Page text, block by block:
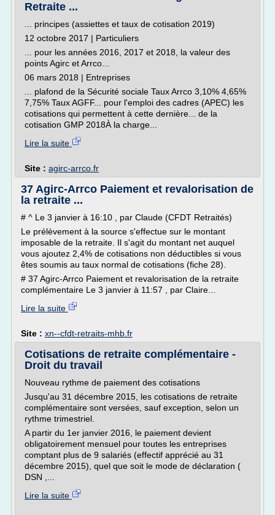
Retraite ...
... principes (assiettes et taux de cotisation 2019)
12 octobre 2017 | Particuliers
... pour les années 2016, 2017 et 2018, la valeur des
points Agirc et Arrco...
06 mars 2018 | Entreprises
... plafond de la Sécurité sociale Taux Arrco 3,10% 4,65%
7,75% Taux AGFF... pour l'emploi des cadres (APEC) les
cotisations qui permettent à cette dernière... de la
cotisation GMP 2018À la charge...
Lire la suite
Site : agirc-arrco.fr
37 Agirc-Arrco Paiement et revalorisation de
la retraite ...
# ^ Le 3 janvier à 16:10 , par Claude (CFDT Retraités)
Le prélèvement à la source s'effectue sur le montant
imposable de la retraite. Il s'agit du montant net auquel
vous ajoutez 2,4% de cotisations non déductibles si vous
êtes soumis au taux normal de cotisations (fiche 28).
# 37 Agirc-Arrco Paiement et revalorisation de la retraite
complémentaire Le 3 janvier à 11:57 , par Claire...
Lire la suite
Site : xn--cfdt-retraits-mhb.fr
Cotisations de retraite complémentaire -
Droit du travail
Nouveau rythme de paiement des cotisations
Jusqu'au 31 décembre 2015, les cotisations de retraite
complémentaire sont versées, sauf exception, selon un
rythme trimestriel.
A partir du 1er janvier 2016, le paiement devient
obligatoirement mensuel pour toutes les entreprises
comptant plus de 9 salariés (effectif apprécié au 31
décembre 2015), quel que soit le mode de déclaration (
DSN ,...
Lire la suite